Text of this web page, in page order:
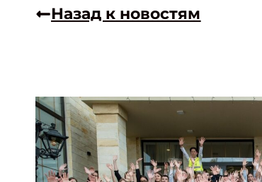
Назад к новостям